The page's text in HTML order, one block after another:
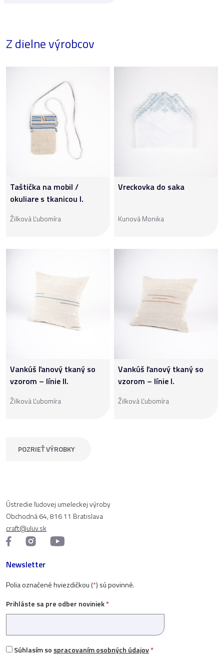
Z dielne výrobcov
Taštička na mobil /
okuliare s tkanicou I.
Žilková Ľubomíra
Vreckovka do saka
Kunová Monika
Vankúš ľanový tkaný so
vzorom – línie II.
Žilková Ľubomíra
Vankúš ľanový tkaný so
vzorom – línie I.
Žilková Ľubomíra
POZRIEŤ VÝROBKY
Ústredie ľudovej umeleckej výroby
Obchodná 64, 816 11 Bratislava
craft@uluv.sk
Newsletter
Polia označené hviezdičkou (*) sú povinné.
Prihláste sa pre odber noviniek*
Súhlasím so spracovaním osobných údajov*